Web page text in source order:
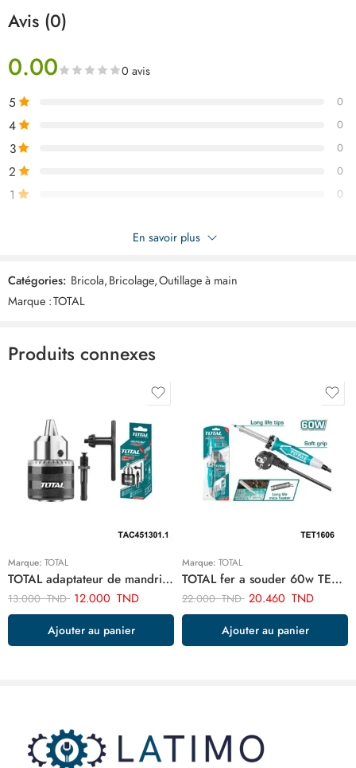
Avis (0)
0.00 0 avis
5 0
4 0
3 0
2 0
1 0
Soyez le premier à donner votre avis sur “TOTAL marteau arrache
clou 450g THCH61016”
Commentaires
Il n'y a pas encore de critiques.
En savoir plus
Catégories: Bricola,Bricolage,Outillage à main
Marque :TOTAL
Produits connexes
Marque: TOTAL
TOTAL adaptateur de mandrin de foret sds plus TAC451301.1
13.000TND 12.000 TND
Ajouter au panier
Marque: TOTAL
TOTAL fer a souder 60w TET1606
22.000TND 20.460 TND
Ajouter au panier